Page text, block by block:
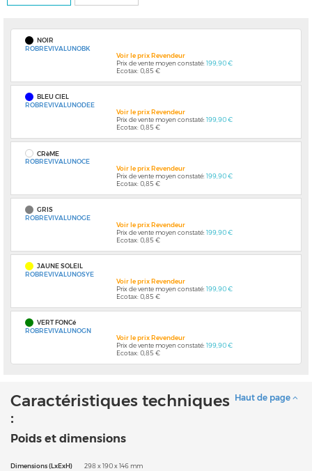
NOIR
ROBREVIVALUNOBK
Voir le prix Revendeur
Prix de vente moyen constaté:199,90 €
Ecotax: 0,85 €
BLEU CIEL
ROBREVIVALUNODEE
Voir le prix Revendeur
Prix de vente moyen constaté:199,90 €
Ecotax: 0,85 €
CRèME
ROBREVIVALUNOCE
Voir le prix Revendeur
Prix de vente moyen constaté:199,90 €
Ecotax: 0,85 €
GRIS
ROBREVIVALUNOGE
Voir le prix Revendeur
Prix de vente moyen constaté:199,90 €
Ecotax: 0,85 €
JAUNE SOLEIL
ROBREVIVALUNOSYE
Voir le prix Revendeur
Prix de vente moyen constaté:199,90 €
Ecotax: 0,85 €
VERT FONCé
ROBREVIVALUNOGN
Voir le prix Revendeur
Prix de vente moyen constaté:199,90 €
Ecotax: 0,85 €
Haut de page
Caractéristiques techniques
:
Poids et dimensions
Dimensions (LxExH)
298 x 190 x 146 mm